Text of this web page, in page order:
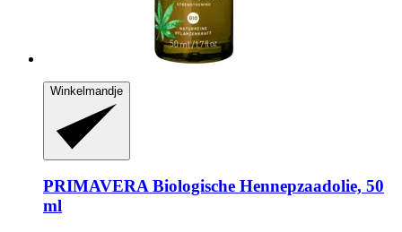
Winkelmandje
PRIMAVERABiologische Hennepzaadolie, 50
ml